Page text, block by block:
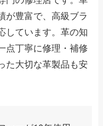
が豊富で、高級ブラ
しています。革の知
点丁寧に修理・補修
た大切な革製品も安